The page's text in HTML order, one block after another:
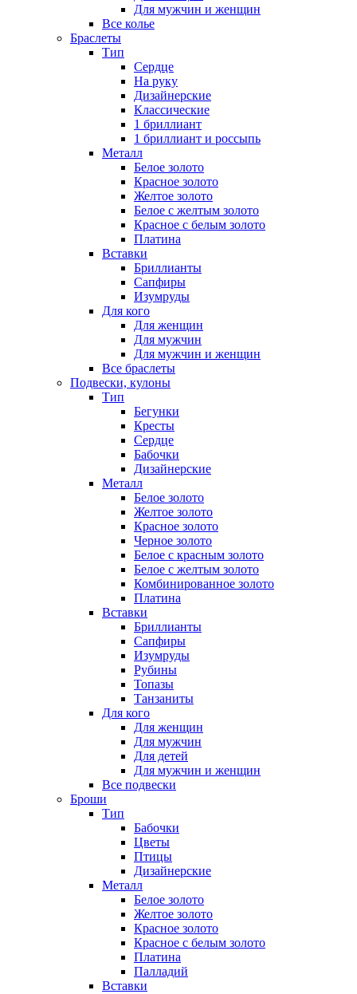
Для мужчин и женщин
Все колье
Браслеты
Тип
Сердце
На руку
Дизайнерские
Классические
1 бриллиант
1 бриллиант и россыпь
Металл
Белое золото
Красное золото
Желтое золото
Белое с желтым золото
Красное с белым золото
Платина
Вставки
Бриллианты
Сапфиры
Изумруды
Для кого
Для женщин
Для мужчин
Для мужчин и женщин
Все браслеты
Подвески, кулоны
Тип
Бегунки
Кресты
Сердце
Бабочки
Дизайнерские
Металл
Белое золото
Желтое золото
Красное золото
Черное золото
Белое с красным золото
Белое с желтым золото
Комбинированное золото
Платина
Вставки
Бриллианты
Сапфиры
Изумруды
Рубины
Топазы
Танзаниты
Для кого
Для женщин
Для мужчин
Для детей
Для мужчин и женщин
Все подвески
Броши
Тип
Бабочки
Цветы
Птицы
Дизайнерские
Металл
Белое золото
Желтое золото
Красное золото
Красное с белым золото
Платина
Палладий
Вставки